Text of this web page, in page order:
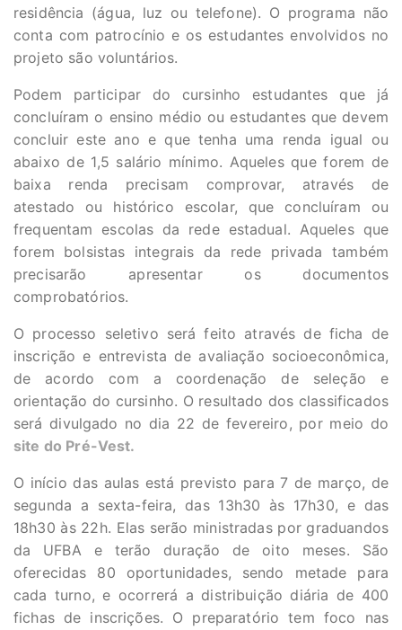
residência (água, luz ou telefone). O programa não
conta com patrocínio e os estudantes envolvidos no
projeto são voluntários.
Podem participar do cursinho estudantes que já
concluíram o ensino médio ou estudantes que devem
concluir este ano e que tenha uma renda igual ou
abaixo de 1,5 salário mínimo. Aqueles que forem de
baixa renda precisam comprovar, através de
atestado ou histórico escolar, que concluíram ou
frequentam escolas da rede estadual. Aqueles que
forem bolsistas integrais da rede privada também
precisarão apresentar os documentos
comprobatórios.
O processo seletivo será feito através de ficha de
inscrição e entrevista de avaliação socioeconômica,
de acordo com a ​coordenação de seleção e
orientação do cursinho. O resultado dos classificados
será divulgado no dia 22 de fevereiro, por meio do
site do Pré-Vest.
O início das aulas está previsto para 7 de março, de
segunda a sexta-feira, das 13h30 às 17h30, e das
18h30 às 22h. Elas serão ministradas por graduandos
da UFBA e terão duração de oito meses. São
oferecidas 80 oportunidades, sendo metade para
cada turno, e ocorrerá a distribuição diária de 400
fichas de inscrições. O preparatório tem foco nas